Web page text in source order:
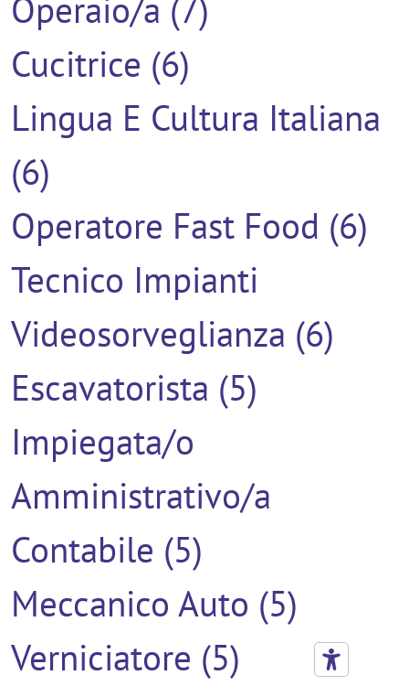
Operaio/a (7)
Cucitrice (6)
Lingua E Cultura Italiana
(6)
Operatore Fast Food (6)
Tecnico Impianti
Videosorveglianza (6)
Escavatorista (5)
Impiegata/o
Amministrativo/a
Contabile (5)
Meccanico Auto (5)
Verniciatore (5)